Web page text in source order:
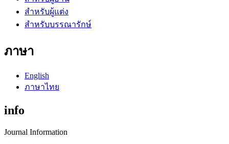
สำหรับผู้แต่ง
สำหรับบรรณารักษ์
ภาษา
English
ภาษาไทย
info
Journal Information